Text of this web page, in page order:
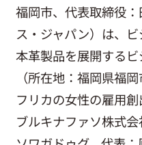
お問い合わせ
福岡市、代表取締役
ス・ジャパン）は、
本革製品を展開する
（所在地：福岡県福
フリカの女性の雇用
ブルキナファソ株式